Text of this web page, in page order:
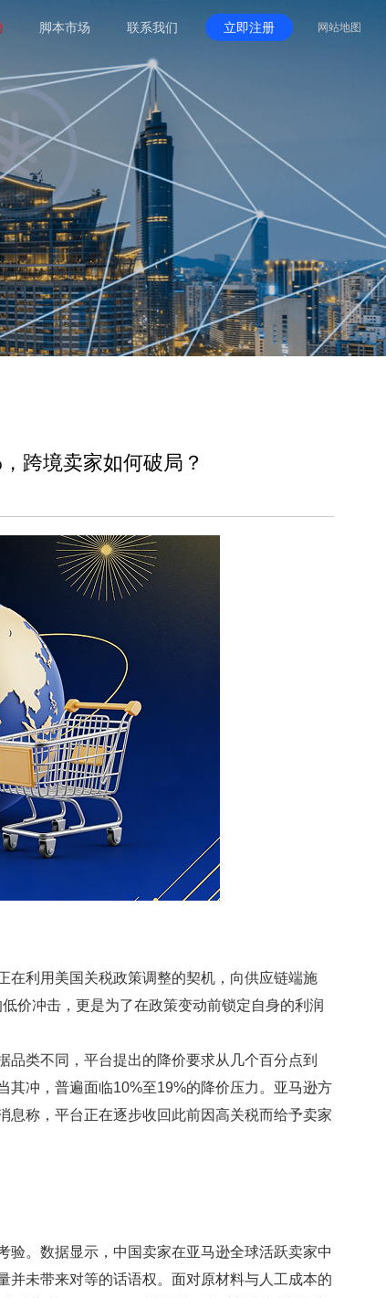
脚本市场 联系我们 立即注册 网站地图
跨境卖家如何破局？
利用美国关税政策调整的契机，向供应链端施
价冲击，更是为了在政策变动前锁定自身的利润
类不同，平台提出的降价要求从几个百分点到
其冲，普遍面临10%至19%的降价压力。亚马逊方
息称，平台正在逐步收回此前因高关税而给予卖家
。数据显示，中国卖家在亚马逊全球活跃卖家中
并未带来对等的话语权。面对原材料与人工成本的